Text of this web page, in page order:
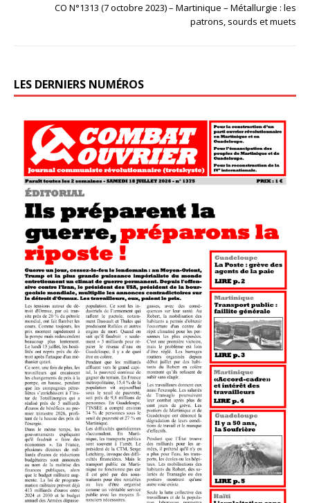
CO N°1313 (7 octobre 2023) – Martinique – Métallurgie : les
patrons, sourds et muets
LES DERNIERS NUMÉROS